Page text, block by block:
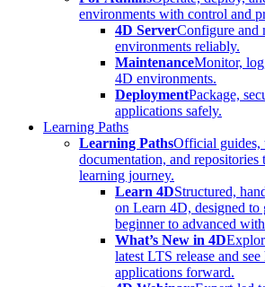
environments with control and
4D ServerConfigure and
environments reliably.
MaintenanceMonitor,
4D environments.
DeploymentPackage,
applications safely.
Learning Paths
Learning PathsOfficial guides,
documentation, and repositories
learning journey.
Learn 4DStructured,
on Learn 4D, designed
beginner to advanced
What’s New in 4D
latest LTS release and
applications forward.